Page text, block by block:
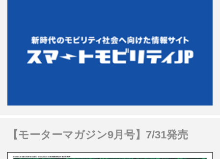
【モーターマガジン9月号】7/31発売